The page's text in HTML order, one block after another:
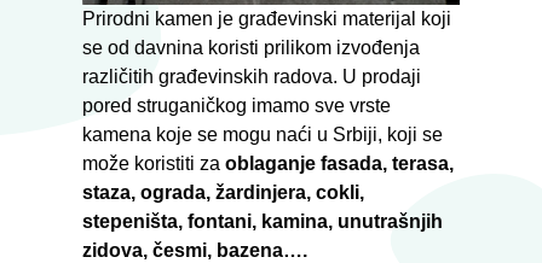
Prirodni kamen je građevinski materijal koji
se od davnina koristi prilikom izvođenja
različitih građevinskih radova. U prodaji
pored struganičkog imamo sve vrste
kamena koje se mogu naći u Srbiji, koji se
može koristiti za oblaganje fasada, terasa,
staza, ograda, žardinjera, cokli,
stepeništa, fontani, kamina, unutrašnjih
zidova, česmi, bazena….